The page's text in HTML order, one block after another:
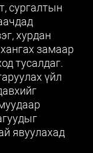
сургалтын
хурдан
замаар
тусалдаг.
үйл
явуулахад